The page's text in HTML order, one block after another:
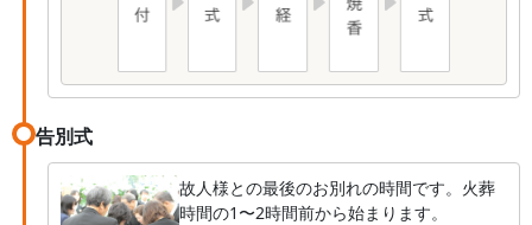
告別式
故人様との最後のお別れの時間です。火葬
時間の1〜2時間前から始まります。